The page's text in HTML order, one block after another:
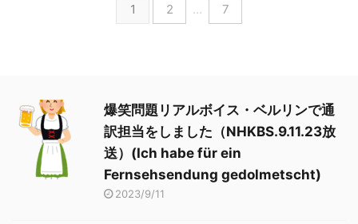
1 2 … 7
爆笑問題リアルボイス・ベルリンで通
訳担当をしました（NHKBS.9.11.23放
送）(Ich habe für ein
Fernsehsendung gedolmetscht)
2023/9/11